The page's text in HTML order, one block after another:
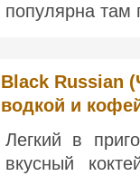
популярна там
Black Russian
водкой и
Легкий в
вкусный